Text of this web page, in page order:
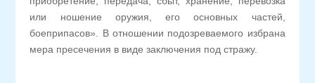
или ношение оружия, его основных частей,
боеприпасов». В отношении подозреваемого избрана
мера пресечения в виде заключения под стражу.